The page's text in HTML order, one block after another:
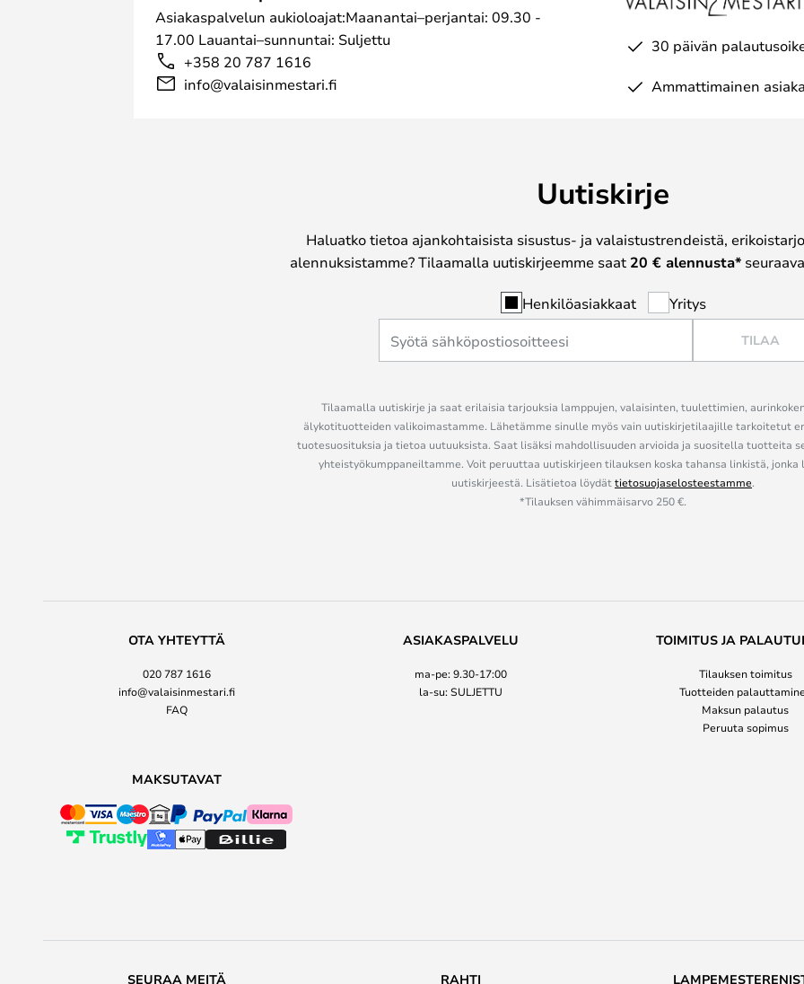
Asiakaspalvelun aukioloajat:Maanantai–perjantai: 09.30 -
17.00 Lauantai–sunnuntai: Suljettu
+358 20 787 1616
info@valaisinmestari.fi
30 päivän
Ammattimainen
Uutiskirje
Haluatko tietoa ajankohtaisista sisustus- ja valaistustrendeistä,
alennuksistamme? Tilaamalla uutiskirjeemme saat 20 € alennusta*
Henkilöasiakkaat Yritys
TILAA
Tilaamalla uutiskirje ja saat erilaisia tarjouksia lamppujen, valaisinten, tuulettimien,
älykotituotteiden valikoimastamme. Lähetämme sinulle myös vain uutiskirjetilaajille tarkoitetut
tuotesuosituksia ja tietoa uutuuksista. Saat lisäksi mahdollisuuden arvioida ja suositella tuotteita
yhteistyökumppaneiltamme. Voit peruuttaa uutiskirjeen tilauksen koska tahansa linkistä, jonka
uutiskirjeestä. Lisätietoa löydättietosuojaselosteestamme.
*Tilauksen vähimmäisarvo 250 €.
OTA YHTEYTTÄ
020 787 1616
info@valaisinmestari.fi
FAQ
ASIAKASPALVELU
ma-pe: 9.30-17:00
la-su: SULJETTU
TOIMITUS JA
Tilauksen toimitus
Tuotteiden
Maksun palautus
Peruuta sopimus
MAKSUTAVAT
SEURAA MEITÄ RAHTI